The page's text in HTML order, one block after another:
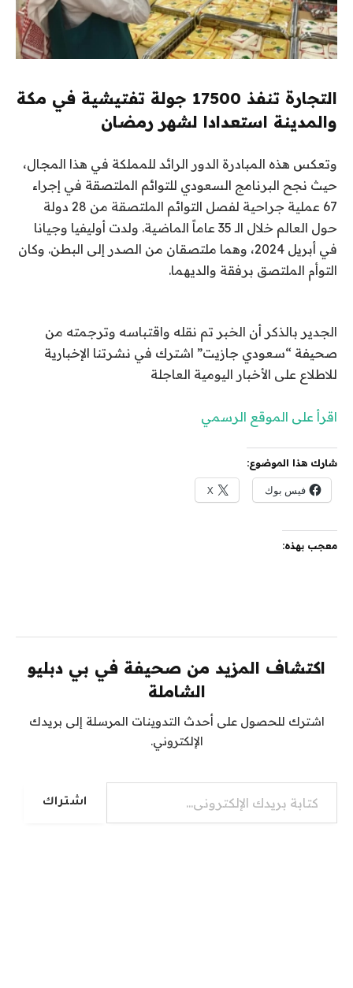
التجارة تنفذ 17500 جولة تفتيشية في مكة
والمدينة استعدادا لشهر رمضان
وتعكس هذه المبادرة الدور الرائد للمملكة في هذا المجال،
حيث نجح البرنامج السعودي للتوائم الملتصقة في إجراء
67 عملية جراحية لفصل التوائم الملتصقة من 28 دولة
حول العالم خلال الـ 35 عاماً الماضية. ولدت أوليفيا وجيانا
في أبريل 2024، وهما ملتصقان من الصدر إلى البطن. وكان
التوأم الملتصق برفقة والديهما.
الجدير بالذكر أن الخبر تم نقله واقتباسه وترجمته من
صحيفة “سعودي جازيت” اشترك في نشرتنا الإخبارية
للاطلاع على الأخبار اليومية العاجلة
اقرأ على الموقع الرسمي
شارك هذا الموضوع:
فيس بوك X
معجب بهذه:
اكتشاف المزيد من صحيفة في بي دبليو
الشاملة
اشترك للحصول على أحدث التدوينات المرسلة إلى بريدك
الإلكتروني.
كتابة بريدك الإلكتروني...
اشتراك